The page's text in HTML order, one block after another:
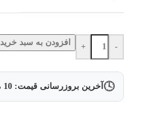
-
+ افزودن به سبد خرید
🕓 آخرین بروزرسانی قیمت: 10 مرداد 1405